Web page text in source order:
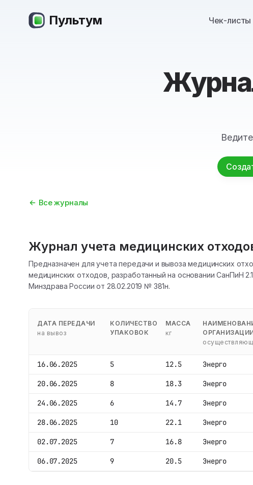
Пультум Чек-листы
Все журналы
Журнал учета медицинских
Предназначен для учета передачи и вывоза медицинских
медицинских отходов, разработанный на основании СанПиН
Минздрава России от 28.02.2019 № 381н.
ДАТА ПЕРЕДАЧИ
на вывоз
КОЛИЧЕСТВО
УПАКОВОК
МАССА
кг
16.06.2025 5 12.5 Энерго
20.06.2025 8 18.3 Энерго
24.06.2025 6 14.7 Энерго
28.06.2025 10 22.1 Энерго
02.07.2025 7 16.8 Энерго
06.07.2025 9 20.5 Энерго